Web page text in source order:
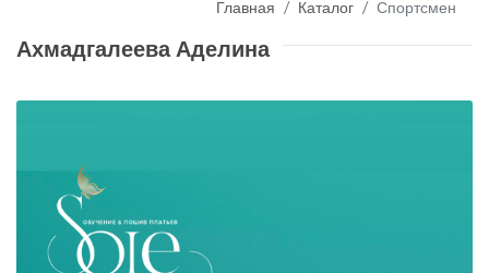
Главная Каталог Спортсмен
Ахмадгалеева Аделина